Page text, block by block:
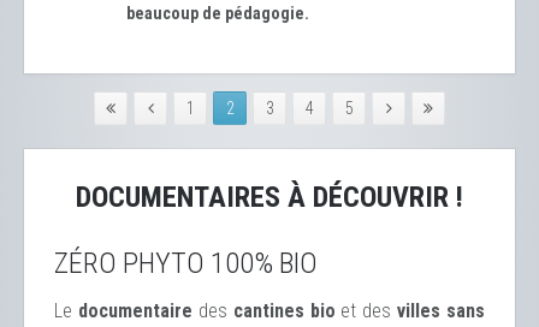
beaucoup de pédagogie.
1 2 3 4 5
DOCUMENTAIRES À DÉCOUVRIR !
ZÉRO PHYTO 100% BIO
Le documentaire des cantines bio et desvilles sans